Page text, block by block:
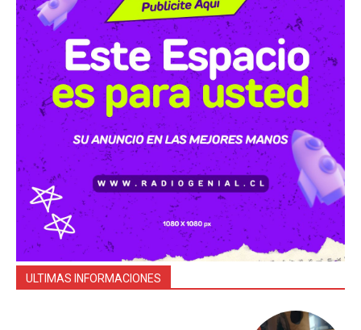
ULTIMAS INFORMACIONES